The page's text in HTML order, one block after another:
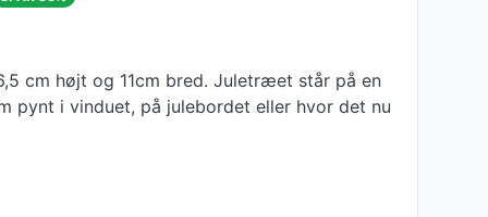
cm højt og 11cm bred. Juletræet står på en
pynt i vinduet, på julebordet eller hvor det nu